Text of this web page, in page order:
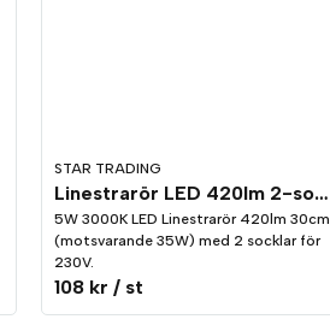
STAR TRADING
Linestrarör LED 420lm 2-sockel (S14s) 3000K
5W 3000K LED Linestrarör 420lm 30cm
(motsvarande 35W) med 2 socklar för
230V.
108 kr / st